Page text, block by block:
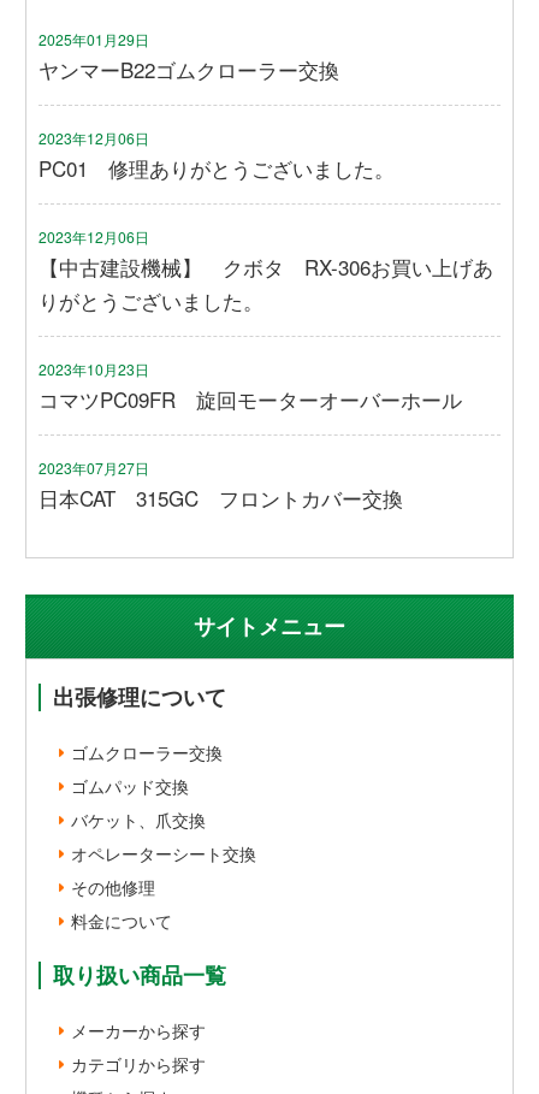
2025年01月29日
ヤンマーB22ゴムクローラー交換
2023年12月06日
PC01 修理ありがとうございました。
2023年12月06日
【中古建設機械】 クボタ RX-306お買い上げあ
りがとうございました。
2023年10月23日
コマツPC09FR 旋回モーターオーバーホール
2023年07月27日
日本CAT 315GC フロントカバー交換
サイトメニュー
出張修理について
ゴムクローラー交換
ゴムパッド交換
バケット、爪交換
オペレーターシート交換
その他修理
料金について
取り扱い商品一覧
メーカーから探す
カテゴリから探す